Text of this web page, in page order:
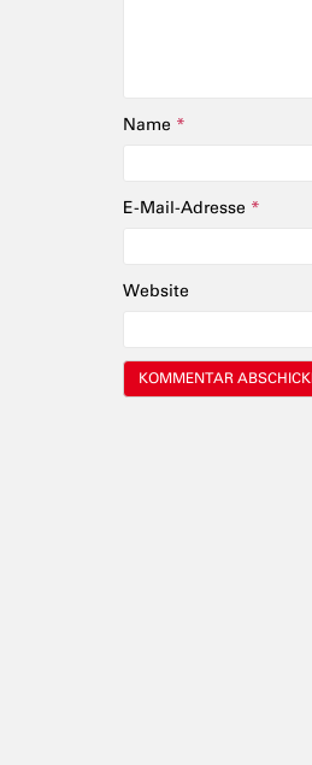
Name *
E-Mail-Adresse *
Website